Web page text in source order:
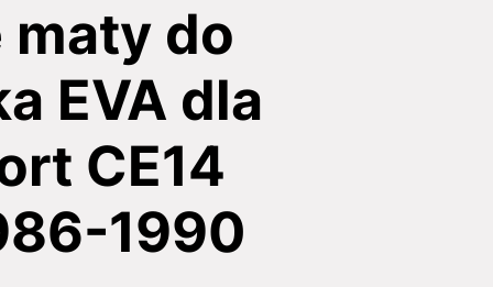
maty do
EVA dla
CE14
1990